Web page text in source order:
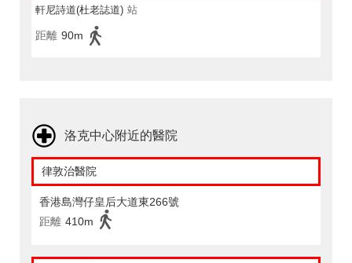
軒尼詩道(杜老誌道) 站
距離 90m
洛克中心附近的醫院
律敦治醫院
香港島灣仔皇后大道東266號
距離 410m